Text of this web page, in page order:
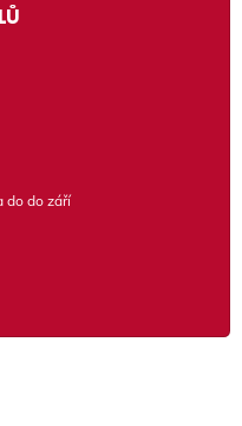
do do září